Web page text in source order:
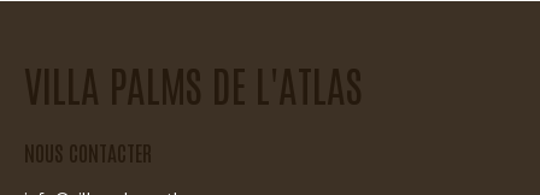
VILLA PALMS DE L'ATLAS
NOUS CONTACTER